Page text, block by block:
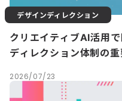
デザインディレクション
クリエイティブAI活用
ディレクション体制の
2026/07/23